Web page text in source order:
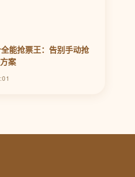
能抢票王：告别手动抢
案